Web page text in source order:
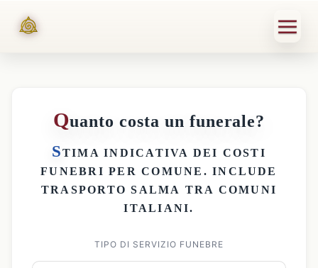
Quanto costa un funerale?
STIMA INDICATIVA DEI COSTI
FUNEBRI PER COMUNE . INCLUDE
TRASPORTO SALMA TRA COMUNI
ITALIANI.
TIPO DI SERVIZIO FUNEBRE